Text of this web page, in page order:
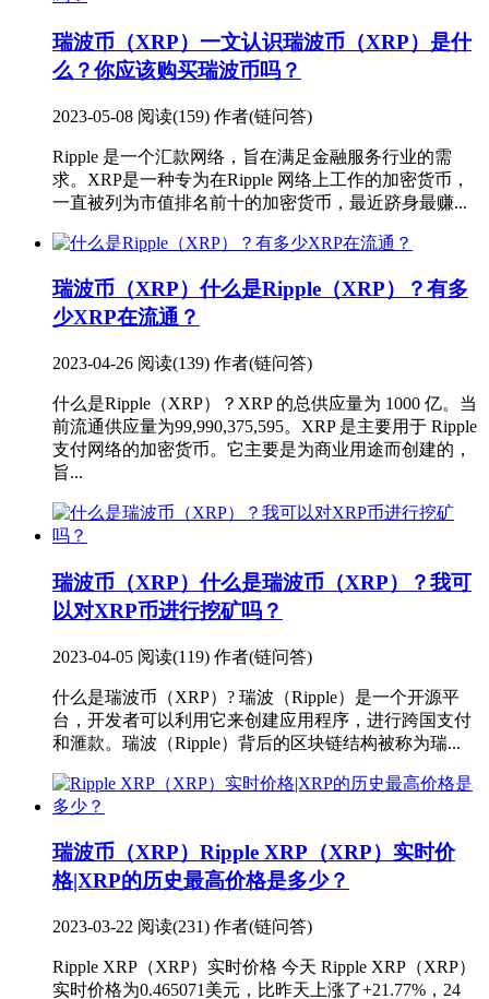
瑞波币（XRP） 一文认识瑞波币（XRP）是什
么？你应该购买瑞波币吗？
2023-05-08 阅读(159) 作者(链问答)
Ripple 是一个汇款网络，旨在满足金融服务行业的需
求。XRP是一种专为在Ripple 网络上工作的加密货币，
一直被列为市值排名前十的加密货币，最近跻身最赚...
瑞波币（XRP） 什么是Ripple（XRP）？有多
少XRP在流通？
2023-04-26 阅读(139) 作者(链问答)
什么是Ripple（XRP）？XRP 的总供应量为 1000 亿。当
前流通供应量为99,990,375,595。XRP 是主要用于 Ripple
支付网络的加密货币。它主要是为商业用途而创建的，
旨...
瑞波币（XRP） 什么是瑞波币（XRP）？我可
以对XRP币进行挖矿吗？
2023-04-05 阅读(119) 作者(链问答)
什么是瑞波币（XRP）? 瑞波（Ripple）是一个开源平
台，开发者可以利用它来创建应用程序，进行跨国支付
和滙款。瑞波（Ripple）背后的区块链结构被称为瑞...
瑞波币（XRP） Ripple XRP（XRP）实时价
格|XRP的历史最高价格是多少？
2023-03-22 阅读(231) 作者(链问答)
Ripple XRP（XRP）实时价格 今天 Ripple XRP（XRP）
实时价格为0.465071美元，比昨天上涨了+21.77%，24